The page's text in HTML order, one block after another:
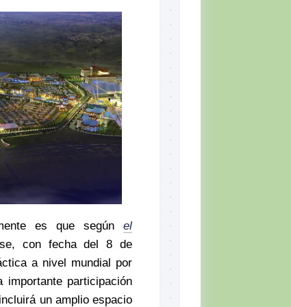
es que según el
con fecha del 8 de
a nivel mundial por
participación
un amplio espacio